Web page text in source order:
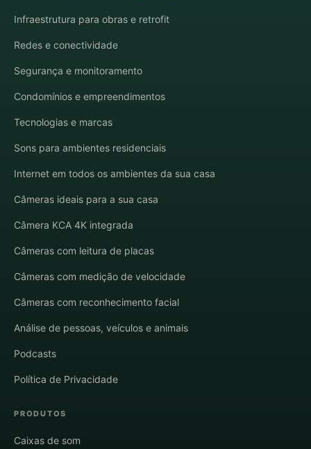
Infraestrutura para obras e retrofit
Redes e conectividade
Segurança e monitoramento
Condomínios e empreendimentos
Tecnologias e marcas
Sons para ambientes residenciais
Internet em todos os ambientes da sua casa
Câmeras ideais para a sua casa
Câmera KCA 4K integrada
Câmeras com leitura de placas
Câmeras com medição de velocidade
Câmeras com reconhecimento facial
Análise de pessoas, veículos e animais
Podcasts
Política de Privacidade
PRODUTOS
Caixas de som